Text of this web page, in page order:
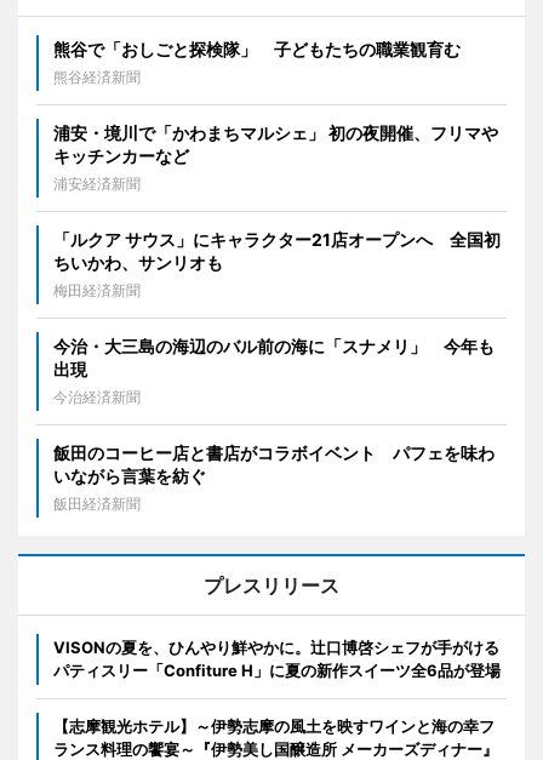
熊谷で「おしごと探検隊」 子どもたちの職業観育む
熊谷経済新聞
浦安・境川で「かわまちマルシェ」 初の夜開催、フリマや
キッチンカーなど
浦安経済新聞
「ルクア サウス」にキャラクター21店オープンへ 全国初
ちいかわ、サンリオも
梅田経済新聞
今治・大三島の海辺のバル前の海に「スナメリ」 今年も
出現
今治経済新聞
飯田のコーヒー店と書店がコラボイベント パフェを味わ
いながら言葉を紡ぐ
飯田経済新聞
プレスリリース
VISONの夏を、ひんやり鮮やかに。辻口博啓シェフが手がける
パティスリー「Confiture H」に夏の新作スイーツ全6品が登場
【志摩観光ホテル】～伊勢志摩の風土を映すワインと海の幸フ
ランス料理の饗宴～『伊勢美し国醸造所 メーカーズディナー』